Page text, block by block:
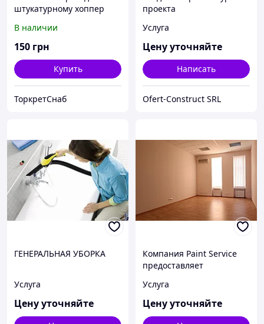
штукатурному хоппер
В наличии
150 грн
Купить
ТоркретСнаб
проекта
Услуга
Цену уточняйте
Написать
Ofert-Construct SRL
ГЕНЕРАЛЬНАЯ УБОРКА
Услуга
Цену уточняйте
Компания Paint Service
предоставляет
услуги.
Услуга
Цену уточняйте